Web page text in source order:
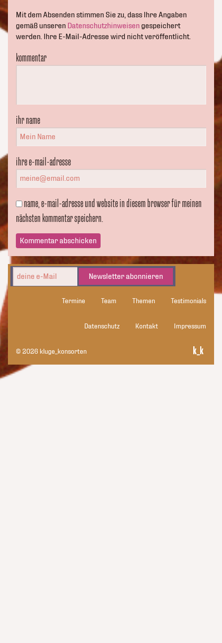
Mit dem Absenden stimmen Sie zu, dass Ihre Angaben
gemäß unseren Datenschutzhinweisen gespeichert
werden. Ihre E-Mail-Adresse wird nicht veröffentlicht.
kommentar
ihr name
ihre e-mail-adresse
name, e-mail-adresse und website in diesem browser für meinen
nächsten kommentar speichern.
Newsletter abonnieren
Termine Team Themen Testimonials
Datenschutz Kontakt Impressum
© 2026 kluge_konsorten